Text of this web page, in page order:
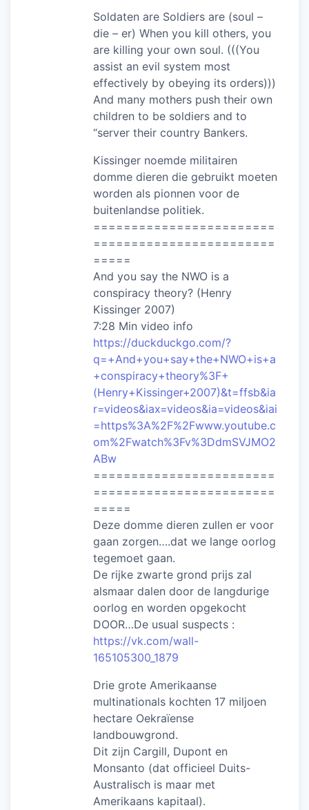
Soldaten are Soldiers are (soul –
die – er) When you kill others, you
are killing your own soul. (((You
assist an evil system most
effectively by obeying its orders)))
And many mothers push their own
children to be soldiers and to
“server their country Bankers.
Kissinger noemde militairen
domme dieren die gebruikt moeten
worden als pionnen voor de
buitenlandse politiek.
========================
========================
=====
And you say the NWO is a
conspiracy theory? (Henry
Kissinger 2007)
7:28 Min video info
https://duckduckgo.com/?
q=+And+you+say+the+NWO+is+a
+conspiracy+theory%3F+
(Henry+Kissinger+2007)&t=ffsb&ia
r=videos&iax=videos&ia=videos&iai
=https%3A%2F%2Fwww.youtube.c
om%2Fwatch%3Fv%3DdmSVJMO2
ABw
========================
========================
=====
Deze domme dieren zullen er voor
gaan zorgen….dat we lange oorlog
tegemoet gaan.
De rijke zwarte grond prijs zal
alsmaar dalen door de langdurige
oorlog en worden opgekocht
DOOR…De usual suspects :
https://vk.com/wall-
165105300_1879
Drie grote Amerikaanse
multinationals kochten 17 miljoen
hectare Oekraïense
landbouwgrond.
Dit zijn Cargill, Dupont en
Monsanto (dat officieel Duits-
Australisch is maar met
Amerikaans kapitaal).